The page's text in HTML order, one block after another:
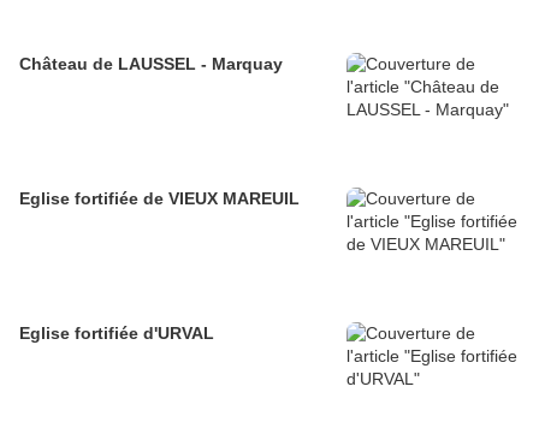
Château de LAUSSEL - Marquay
Eglise fortifiée de VIEUX MAREUIL
Eglise fortifiée d'URVAL